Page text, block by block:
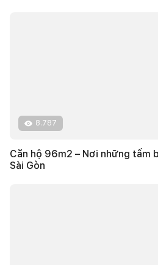
8.787
Căn hộ 96m2 – Nơi những tấm
Sài Gòn